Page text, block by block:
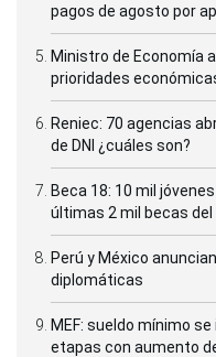
pagos de agosto por
Ministro de Economía
prioridades
Reniec: 70 agencias
de DNI ¿cuáles son?
Beca 18: 10 mil
últimas 2 mil becas del
Perú y México
diplomáticas
MEF: sueldo mínimo
etapas con aumento